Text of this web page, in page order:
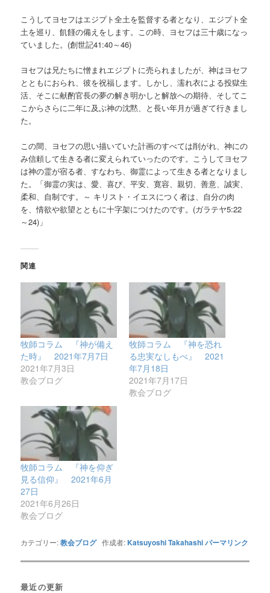
こうしてヨセフはエジプト全土を監督する者となり、エジプト全
土を巡り、飢饉の備えをします。この時、ヨセフは三十歳になっ
ていました。(創世記41:40～46)
ヨセフは兄たちに憎まれエジプトに売られましたが、神はヨセフ
とともにおられ、彼を祝福します。しかし、濡れ衣による投獄生
活、そこに献酌官長の夢の解き明かしと解放への期待、そしてこ
こからさらに二年に及ぶ神の沈黙、と長い年月が過ぎて行きまし
た。
この間、ヨセフの思い描いていた計画のすべては削がれ、神にの
み信頼して生きる者に変えられていったのです。こうしてヨセフ
は神の霊が宿る者、すなわち、御霊によって生きる者となりまし
た。「御霊の実は、愛、喜び、平安、寛容、親切、善意、誠実、
柔和、自制です。～ キリスト・イエスにつく者は、自分の肉
を、情欲や欲望とともに十字架につけたのです。(ガラテヤ5:22
～24)」
関連
牧師コラム 『神が備え
た時』 2021年7月7日
2021年7月3日
教会ブログ
牧師コラム 『神を恐れ
る忠実なしもべ』 2021
年7月18日
2021年7月17日
教会ブログ
牧師コラム 『神を仰ぎ
見る信仰』 2021年6月
27日
2021年6月26日
教会ブログ
カテゴリー:教会ブログ作成者: Katsuyoshi Takahashiパーマリンク
最近の更新